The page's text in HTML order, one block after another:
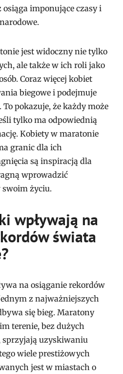
imponujące czasy i
jest widoczny nie tylko
ale także w ich roli jako
Coraz więcej kobiet
biegowe i podejmuje
pokazuje, że każdy może
tylko ma odpowiednią
Kobiety w maratonie
granic dla ich
są inspiracją dla
wprowadzić
życiu.
wpływają na
świata
na osiąganie rekordów
z najważniejszych
się bieg. Maratony
terenie, bez dużych
sprzyjają uzyskiwaniu
wiele prestiżowych
jest w miastach o